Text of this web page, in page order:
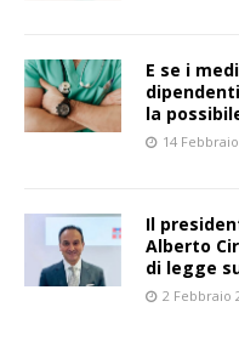
E se i
la
14
Il
Alberto
di legge
2 Febbraio